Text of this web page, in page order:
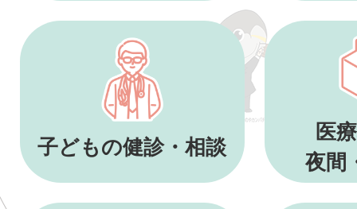
子どもの健診・相談
医
夜間